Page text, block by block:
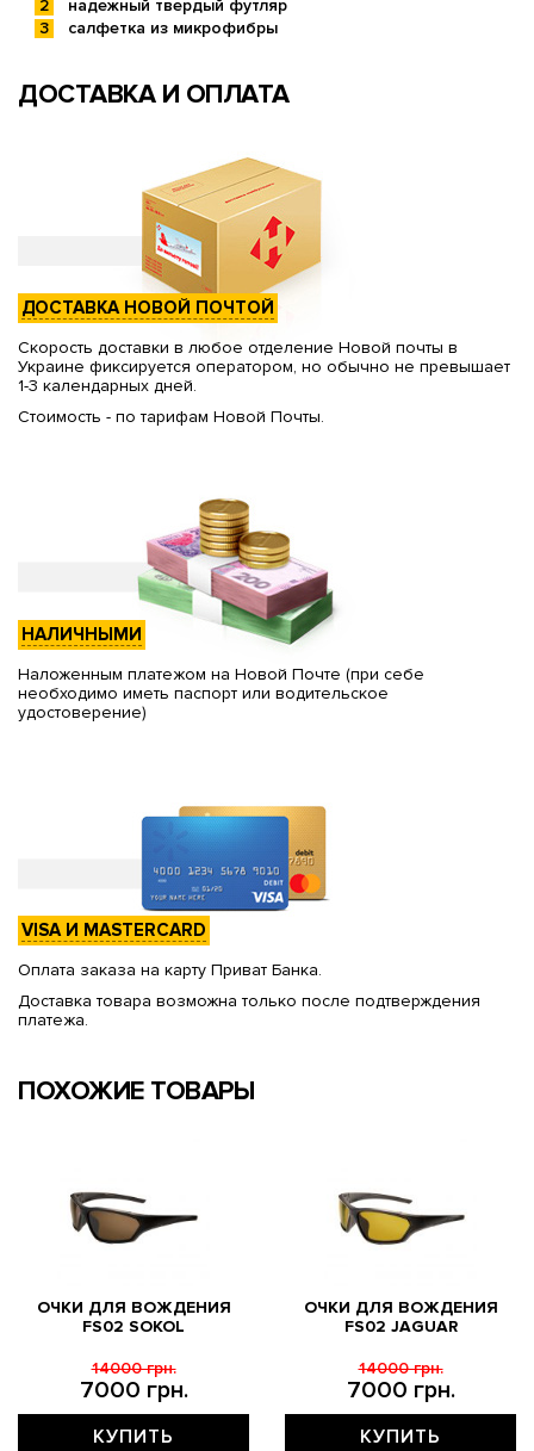
надежный твердый футляр
салфетка из микрофибры
ДОСТАВКА И ОПЛАТА
ДОСТАВКА НОВОЙ ПОЧТОЙ
Скорость доставки в любое отделение Новой почты в
Украине фиксируется оператором, но обычно не превышает
1-3 календарных дней.
Стоимость - по тарифам Новой Почты.
НАЛИЧНЫМИ
Наложенным платежом на Новой Почте (при себе
необходимо иметь паспорт или водительское
удостоверение)
VISA И MASTERCARD
Оплата заказа на карту Приват Банка.
Доставка товара возможна только после подтверждения
платежа.
ПОХОЖИЕ ТОВАРЫ
ОЧКИ ДЛЯ ВОЖДЕНИЯ
FS02 SOKOL
7000 грн.
14000 грн.
КУПИТЬ
ОЧКИ ДЛЯ ВОЖДЕНИЯ
FS02 JAGUAR
7000 грн.
14000 грн.
КУПИТЬ